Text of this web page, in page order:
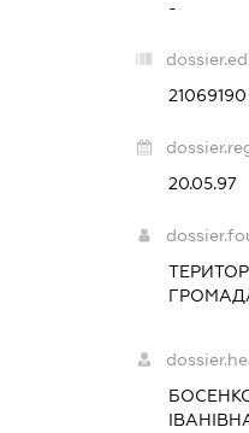
-
21069190
20.05.97